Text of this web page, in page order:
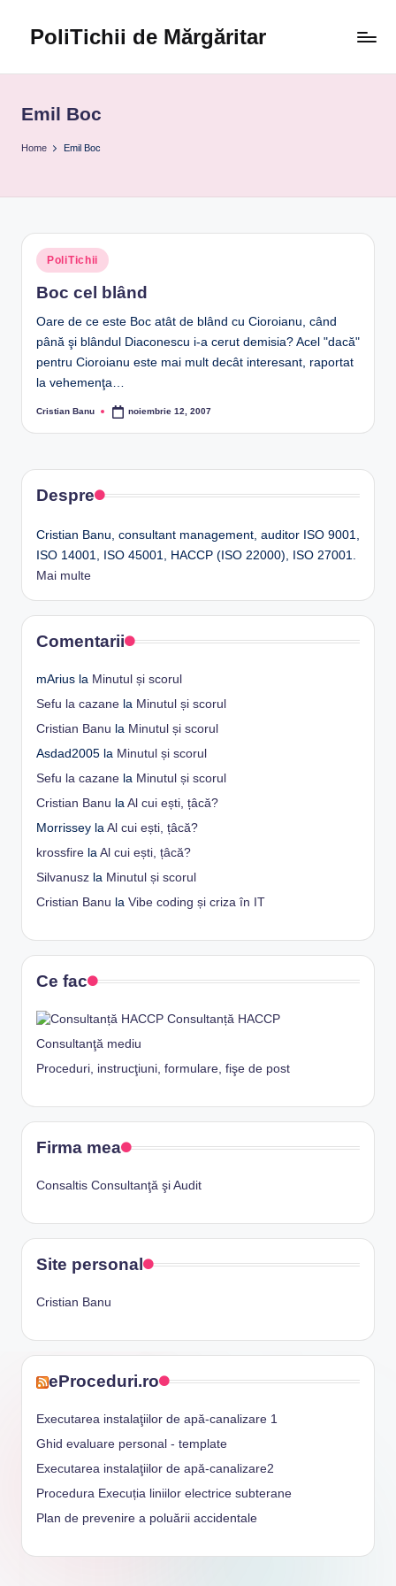
PoliTichii de Mărgăritar
2005
Emil Boc
Home Emil Boc
Posted
in
PoliTichii
Boc cel blând
Oare de ce este Boc atât de blând cu Cioroianu, când
până şi blândul Diaconescu i-a cerut demisia? Acel "dacă"
pentru Cioroianu este mai mult decât interesant, raportat
la vehemenţa…
Posted
Cristian Banu noiembrie 12, 2007
Despre
Cristian Banu, consultant management, auditor ISO 9001,
ISO 14001, ISO 45001, HACCP (ISO 22000), ISO 27001.
Mai multe
Comentarii
mArius la Minutul și scorul
Sefu la cazane la Minutul și scorul
Cristian Banu la Minutul și scorul
Asdad2005 la Minutul și scorul
Sefu la cazane la Minutul și scorul
Cristian Banu la Al cui ești, țâcă?
Morrissey la Al cui ești, țâcă?
krossfire la Al cui ești, țâcă?
Silvanusz la Minutul și scorul
Cristian Banu la Vibe coding și criza în IT
Ce fac
Consultanță HACCP
Consultanţă mediu
Proceduri, instrucţiuni, formulare, fişe de post
Firma mea
Consaltis Consultanţă şi Audit
Site personal
Cristian Banu
eProceduri.ro
Executarea instalaţiilor de apă-canalizare 1
Ghid evaluare personal - template
Executarea instalaţiilor de apă-canalizare2
Procedura Execuția liniilor electrice subterane
Plan de prevenire a poluării accidentale